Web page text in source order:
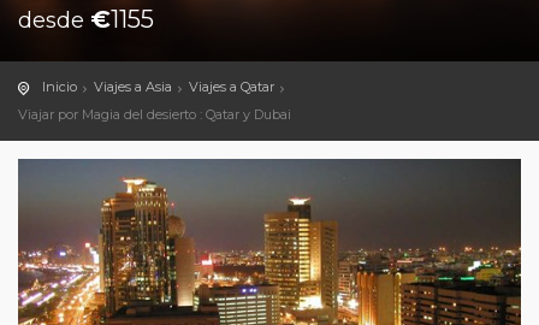
desde €1155
Inicio Viajes a Asia
Viajes a Qatar
Viajar por Magia del desierto : Qatar y Dubai